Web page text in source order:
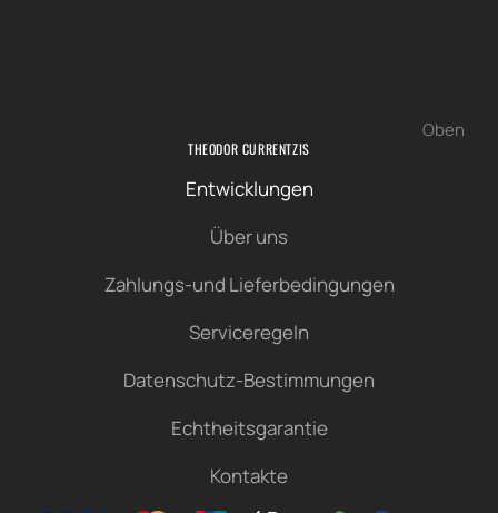
Oben
THEODOR CURRENTZIS
Entwicklungen
Über uns
Zahlungs-und Lieferbedingungen
Serviceregeln
Datenschutz-Bestimmungen
Echtheitsgarantie
Kontakte